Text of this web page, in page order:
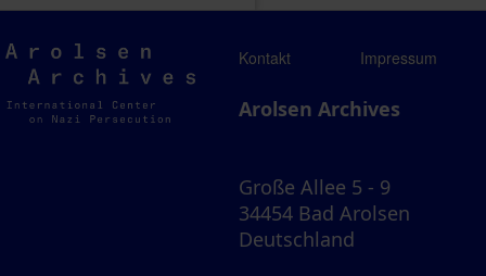
Arolsen
Archives
Kontakt Impressum
Arolsen Archives
Große Allee 5 - 9
34454 Bad Arolsen
Deutschland